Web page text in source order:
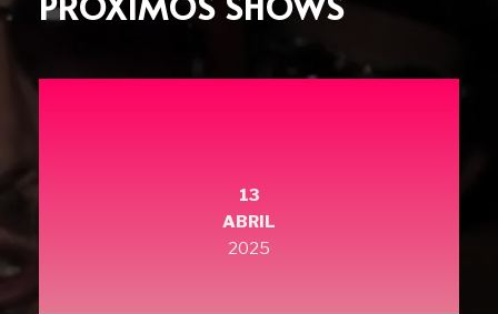
13
ABRIL
2025